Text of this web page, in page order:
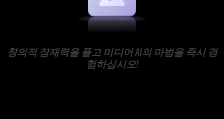
창의적 잠재력을 풀고 미디어 AI의 마법을 즉시 경
험하십시오!